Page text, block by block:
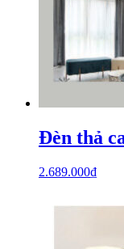
Đèn thả
2.689.000₫